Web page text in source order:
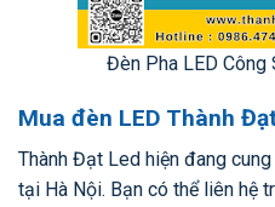
Đèn Pha LED Công
Mua đèn LED Thành
Thành Đạt Led hiện đang
tại Hà Nội. Bạn có thể liên hệ